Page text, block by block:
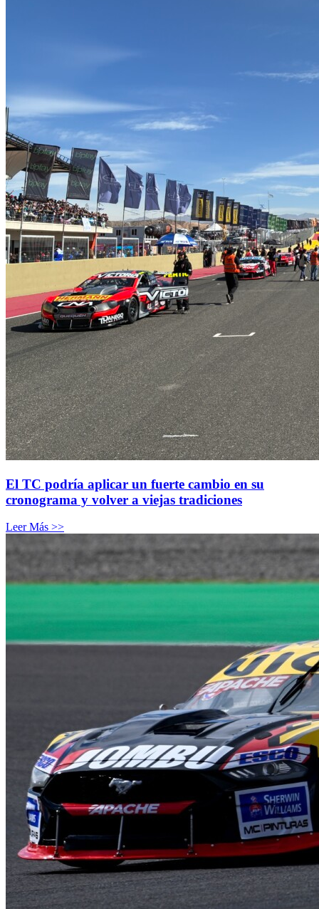
El TC podría aplicar un fuerte cambio en su
cronograma y volver a viejas tradiciones
Leer Más >>